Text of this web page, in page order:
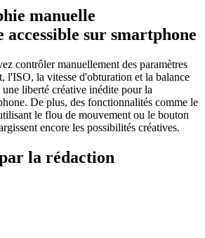
manuelle
accessible sur smartphone
contrôler manuellement des paramètres
l'ISO, la vitesse d'obturation et la balance
liberté créative inédite pour la
De plus, des fonctionnalités comme le
le flou de mouvement ou le bouton
encore les possibilités créatives.
la rédaction